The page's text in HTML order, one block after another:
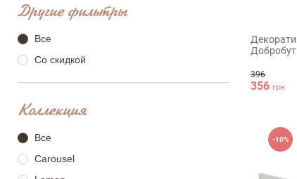
Другие фильтры
Все
Со скидкой
Коллекция
Все
Carousel
396
356 грн
-10%